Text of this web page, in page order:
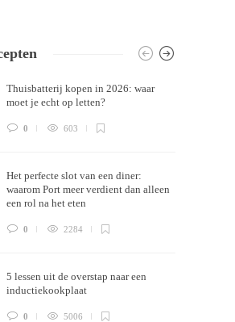
Themes . Join us right
Thuisbatterij kopen in 2026: waar
moet je echt op letten?
0 603
Het perfecte slot van een diner:
waarom Port meer verdient dan alleen
een rol na het eten
0 2284
5 lessen uit de overstap naar een
inductiekookplaat
0 5006